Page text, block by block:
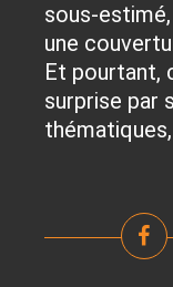
sous-
une
Et pourtant,
surprise par